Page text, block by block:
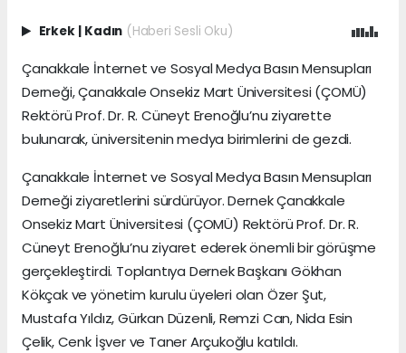
Erkek Kadın (Haberi Sesli Oku)
Çanakkale İnternet ve Sosyal Medya Basın Mensupları
Derneği, Çanakkale Onsekiz Mart Üniversitesi (ÇOMÜ)
Rektörü Prof. Dr. R. Cüneyt Erenoğlu’nu ziyarette
bulunarak, üniversitenin medya birimlerini de gezdi.
Çanakkale İnternet ve Sosyal Medya Basın Mensupları
Derneği ziyaretlerini sürdürüyor. Dernek Çanakkale
Onsekiz Mart Üniversitesi (ÇOMÜ) Rektörü Prof. Dr. R.
Cüneyt Erenoğlu’nu ziyaret ederek önemli bir görüşme
gerçekleştirdi. Toplantıya Dernek Başkanı Gökhan
Kökçak ve yönetim kurulu üyeleri olan Özer Şut,
Mustafa Yıldız, Gürkan Düzenli, Remzi Can, Nida Esin
Çelik, Cenk İşver ve Taner Arçukoğlu katıldı.